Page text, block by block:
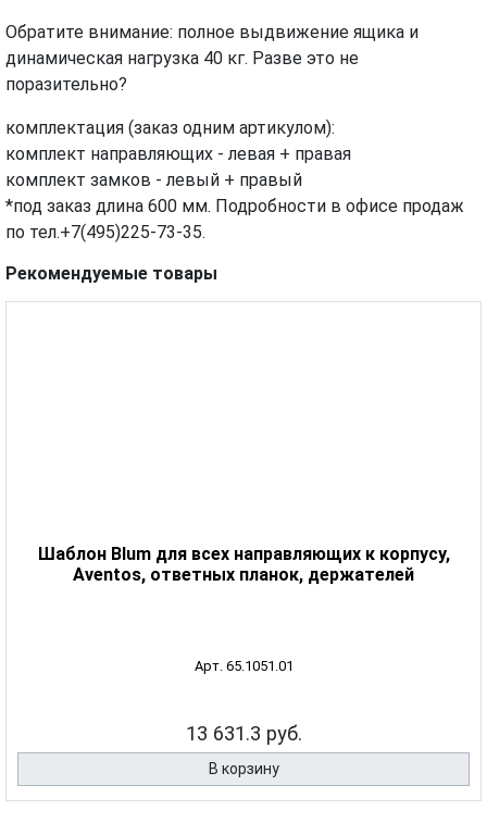
Обратите внимание: полное выдвижение ящика и
динамическая нагрузка 40 кг. Разве это не
поразительно?
комплектация (заказ одним артикулом):
комплект направляющих - левая + правая
комплект замков - левый + правый
*под заказ длина 600 мм. Подробности в офисе продаж
по тел.+7(495)225-73-35.
Рекомендуемые товары
Шаблон Blum для всех направляющих к корпусу,
Aventos, ответных планок, держателей
Арт. 65.1051.01
13 631.3 руб.
В корзину